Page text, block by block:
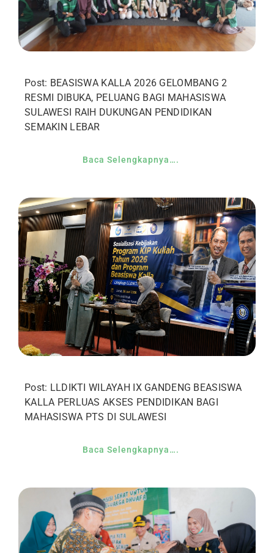
Post: BEASISWA KALLA 2026 GELOMBANG 2
RESMI DIBUKA, PELUANG BAGI MAHASISWA
SULAWESI RAIH DUKUNGAN PENDIDIKAN
SEMAKIN LEBAR
Baca Selengkapnya….
Post: LLDIKTI WILAYAH IX GANDENG BEASISWA
KALLA PERLUAS AKSES PENDIDIKAN BAGI
MAHASISWA PTS DI SULAWESI
Baca Selengkapnya….